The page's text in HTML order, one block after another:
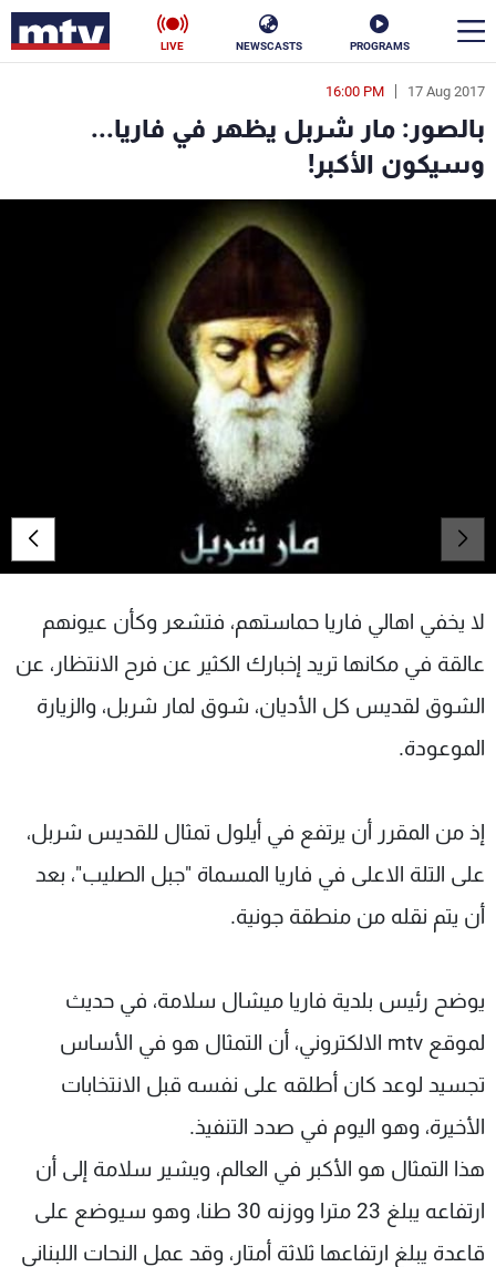
PROGRAMS
NEWSCASTS
LIVE
17 Aug 2017
16:00 PM
بالصور: مار شربل يظهر في فاريا...
وسيكون الأكبر!
لا يخفي اهالي فاريا حماستهم، فتشعر وكأن عيونهم
عالقة في مكانها تريد إخبارك الكثير عن فرح الانتظار، عن
الشوق لقديس كل الأديان، شوق لمار شربل، والزيارة
الموعودة.
إذ من المقرر أن يرتفع في أيلول تمثال للقديس شربل،
على التلة الاعلى في فاريا المسماة "جبل الصليب"، بعد
أن يتم نقله من منطقة جونية.
يوضح رئيس بلدية فاريا ميشال سلامة، في حديث
لموقع mtv الالكتروني، أن التمثال هو في الأساس
تجسيد لوعد كان أطلقه على نفسه قبل الانتخابات
الأخيرة، وهو اليوم في صدد التنفيذ.
هذا التمثال هو الأكبر في العالم، ويشير سلامة إلى أن
ارتفاعه يبلغ 23 مترا ووزنه 30 طنا، وهو سيوضع على
قاعدة يبلغ ارتفاعها ثلاثة أمتار، وقد عمل النحات اللبناني
en
الأخبار
سياسة ناس
فن
شاهد البرامج
الترددات
عن MTV
لاعلاناتكم
وظائف
شروط الإسـتخدام